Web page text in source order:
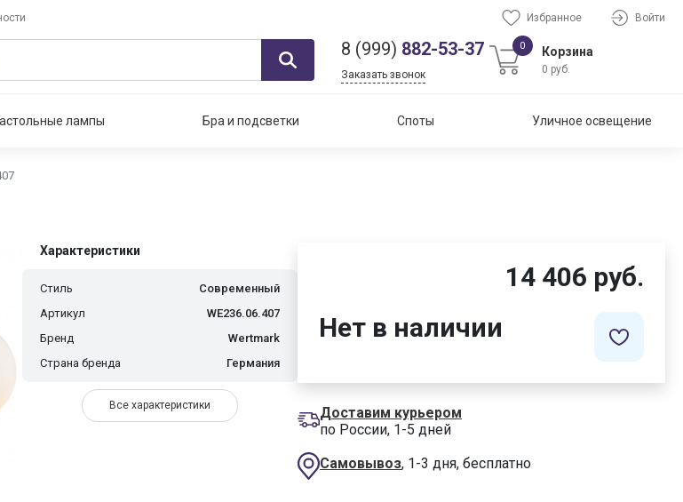
Избранное Войти
8 (999) 882-53-37
Заказать звонок
0 Корзина
0 руб.
лампы Бра и подсветки Споты Уличное освещение
Характеристики
Стиль
Современный
Артикул
WE236.06.407
Бренд
Wertmark
Страна бренда
Германия
Все характеристики
14 406 руб.
Нет в наличии
Доставим курьером
по России, 1-5 дней
Самовывоз, 1-3 дня, бесплатно